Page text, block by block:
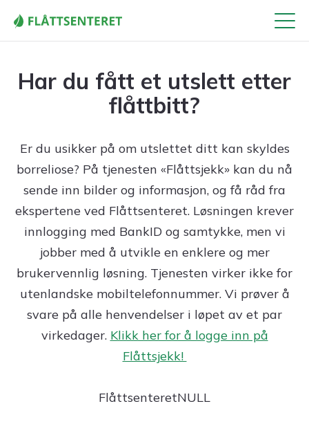
Meny
Har du fått et utslett etter
flåttbitt?
Er du usikker på om utslettet ditt kan skyldes
borreliose? På tjenesten «Flåttsjekk» kan du nå
sende inn bilder og informasjon, og få råd fra
ekspertene ved Flåttsenteret. Løsningen krever
innlogging med BankID og samtykke, men vi
jobber med å utvikle en enklere og mer
brukervennlig løsning. Tjenesten virker ikke for
utenlandske mobiltelefonnummer. Vi prøver å
svare på alle henvendelser i løpet av et par
virkedager. Klikk her for å logge inn på
Flåttsjekk!
FlåttsenteretNULL